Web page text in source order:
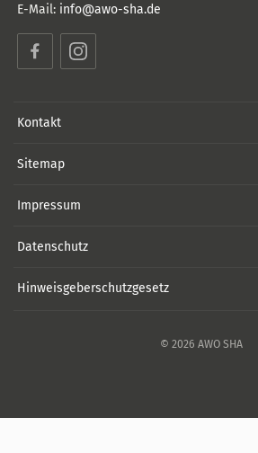
E-Mail: info@awo-sha.de
FacebookInstagram
Kontakt
Sitemap
Impressum
Datenschutz
Hinweisgeberschutzgesetz
© 2026 AWO SHA